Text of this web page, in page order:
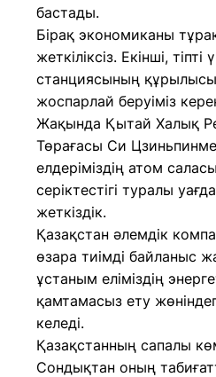
бастады.
Бірақ экономиканы
жеткіліксіз. Екінші,
станциясының
жоспарлай беруіміз
Жақында Қытай Халық
Төрағасы Си
елдеріміздің атом
серіктестігі туралы
жеткіздік.
Қазақстан әлемдік
өзара тиімді байланыс
ұстаным еліміздің
қамтамасыз ету
келеді.
Қазақстанның сапалы
Сондықтан оның